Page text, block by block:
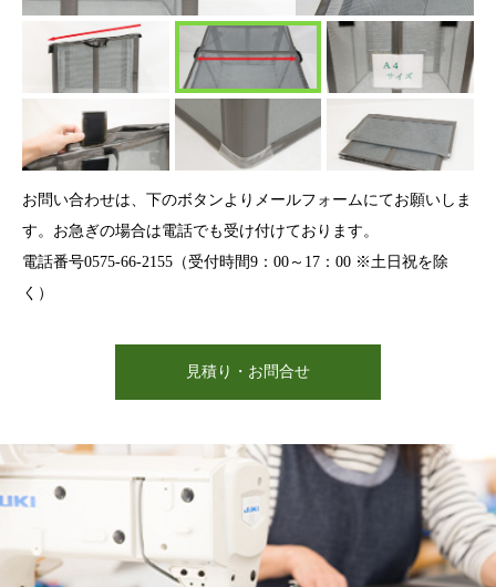
お問い合わせは、下のボタンよりメールフォームにてお願いしま
す。お急ぎの場合は電話でも受け付けております。
電話番号0575-66-2155（受付時間9：00～17：00 ※土日祝を除
く）
見積り・お問合せ